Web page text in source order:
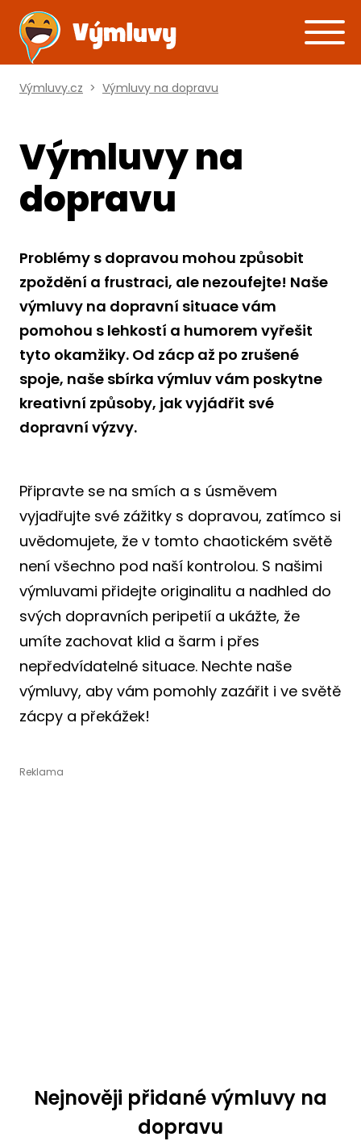
Výmluvy.cz > Výmluvy na dopravu
Výmluvy na
dopravu
Problémy s dopravou mohou způsobit
zpoždění a frustraci, ale nezoufejte! Naše
výmluvy na dopravní situace vám
pomohou s lehkostí a humorem vyřešit
tyto okamžiky. Od zácp až po zrušené
spoje, naše sbírka výmluv vám poskytne
kreativní způsoby, jak vyjádřit své
dopravní výzvy.
Připravte se na smích a s úsměvem
vyjadřujte své zážitky s dopravou, zatímco si
uvědomujete, že v tomto chaotickém světě
není všechno pod naší kontrolou. S našimi
výmluvami přidejte originalitu a nadhled do
svých dopravních peripetií a ukážte, že
umíte zachovat klid a šarm i přes
nepředvídatelné situace. Nechte naše
výmluvy, aby vám pomohly zazářit i ve světě
zácpy a překážek!
Nejnověji přidané výmluvy na
dopravu